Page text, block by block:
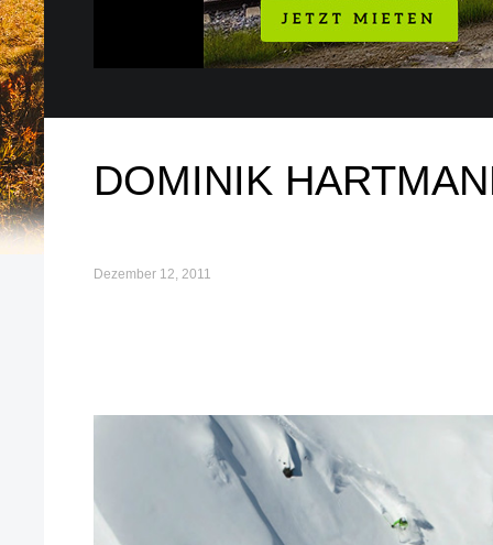
DOMINIK
Dezember 12, 2011